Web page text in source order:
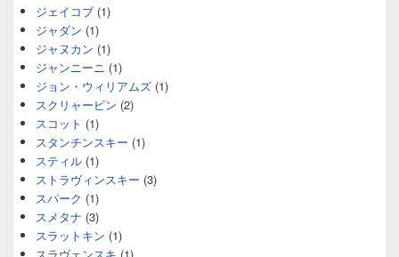
ジェイコブ (1)
ジャダン (1)
ジャヌカン (1)
ジャンニーニ (1)
ジョン・ウィリアムズ (1)
スクリャービン (2)
スコット (1)
スタンチンスキー (1)
スティル (1)
ストラヴィンスキー (3)
スパーク (1)
スメタナ (3)
スラットキン (1)